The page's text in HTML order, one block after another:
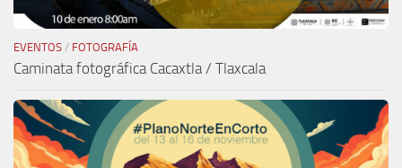
EVENTOS / FOTOGRAFÍA
Caminata fotográfica Cacaxtla / Tlaxcala